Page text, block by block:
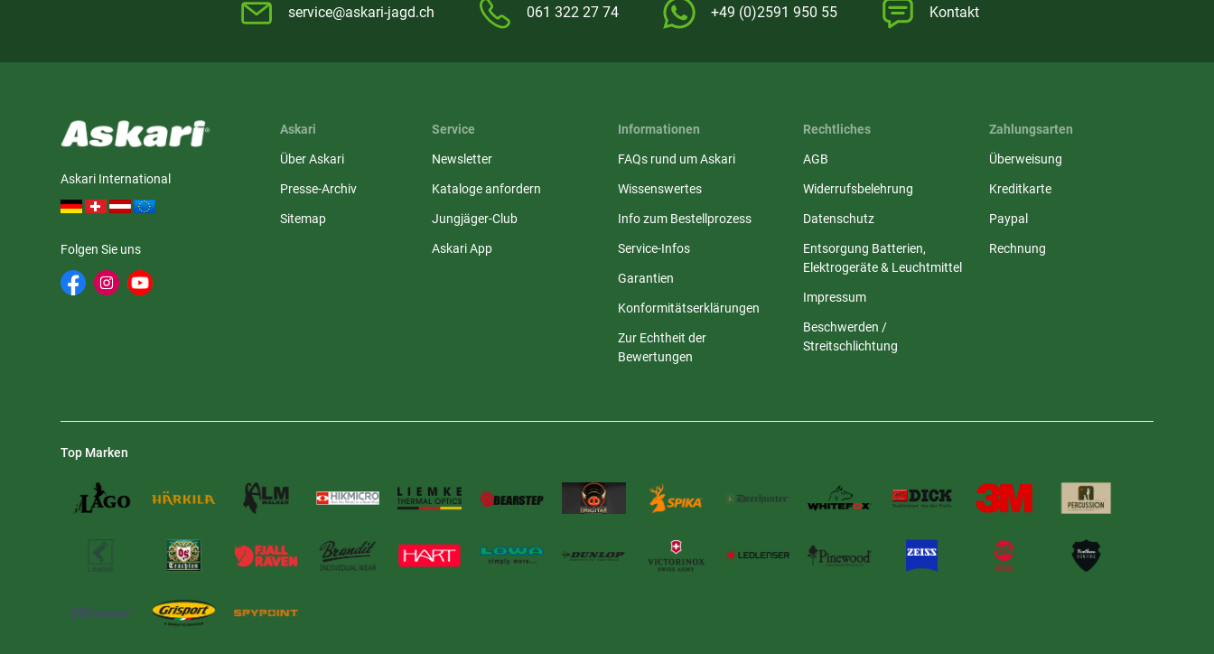
service@askari-jagd.ch 061 322 27 74 +49 (0)2591 950 55 Kontakt
Askari International
Folgen Sie uns
Askari
Über Askari
Presse-Archiv
Sitemap
Service
Newsletter
Kataloge anfordern
Jungjäger-Club
Askari App
Informationen
FAQs rund um Askari
Wissenswertes
Info zum Bestellprozess
Service-Infos
Garantien
Konformitätserklärungen
Zur Echtheit der
Bewertungen
Rechtliches
AGB
Widerrufsbelehrung
Datenschutz
Entsorgung Batterien,
Elektrogeräte & Leuchtmittel
Impressum
Beschwerden /
Streitschlichtung
Zahlungsarten
Überweisung
Kreditkarte
Paypal
Rechnung
Top Marken